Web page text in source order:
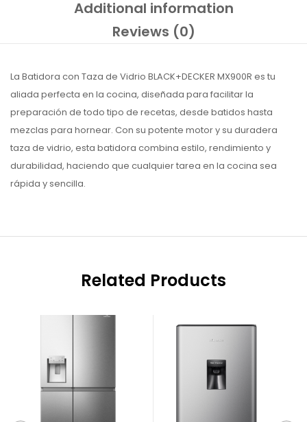
Additional information
Reviews (0)
La Batidora con Taza de Vidrio BLACK+DECKER MX900R es tu
aliada perfecta en la cocina, diseñada para facilitar la
preparación de todo tipo de recetas, desde batidos hasta
mezclas para hornear. Con su potente motor y su duradera
taza de vidrio, esta batidora combina estilo, rendimiento y
durabilidad, haciendo que cualquier tarea en la cocina sea
rápida y sencilla.
Related Products